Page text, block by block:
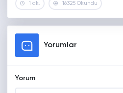
1 dk. 16325 Okundu
Yorumlar
Yorum